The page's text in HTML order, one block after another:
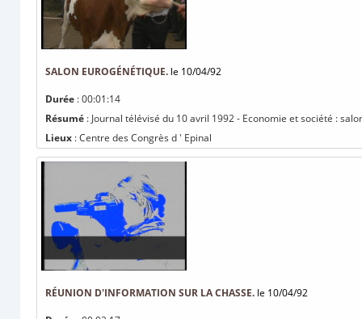
SALON EUROGÉNÉTIQUE. le 10/04/92
Durée : 00:01:14
Résumé : Journal télévisé du 10 avril 1992 - Economie et société :
Lieux : Centre des Congrès d ' Epinal
RÉUNION D'INFORMATION SUR LA CHASSE. le 10/04/92